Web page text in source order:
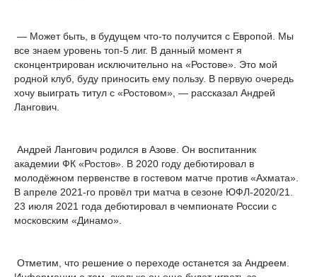
— Может быть, в будущем что-то получится с Европой. Мы
все знаем уровень топ-5 лиг. В данный момент я
сконцентрирован исключительно на «Ростове». Это мой
родной клуб, буду приносить ему пользу. В первую очередь
хочу выиграть титул с «Ростовом», — рассказал Андрей
Лангович.
Андрей Лангович родился в Азове. Он воспитанник
академии ФК «Ростов». В 2020 году дебютировал в
молодёжном первенстве в гостевом матче против «Ахмата».
В апреле 2021-го провёл три матча в сезоне ЮФЛ-2020/21.
23 июля 2021 года дебютировал в чемпионате России с
московским «Динамо».
Отметим, что решение о переходе останется за Андреем.